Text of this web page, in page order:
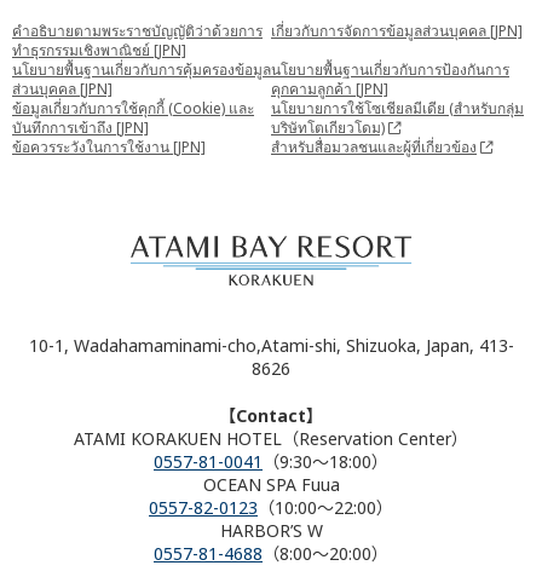
คำอธิบายตามพระราชบัญญัติว่าด้วยการ
ทำธุรกรรมเชิงพาณิชย์ [JPN]
เกี่ยวกับการจัดการข้อมูลส่วนบุคคล [JPN]
นโยบายพื้นฐานเกี่ยวกับการคุ้มครองข้อมูล
ส่วนบุคคล [JPN]
นโยบายพื้นฐานเกี่ยวกับการป้องกันการ
คุกคามลูกค้า [JPN]
ข้อมูลเกี่ยวกับการใช้คุกกี้ (Cookie) และ
บันทึกการเข้าถึง [JPN]
นโยบายการใช้โซเชียลมีเดีย (สำหรับกลุ่ม
บริษัทโตเกียวโดม)
ข้อควรระวังในการใช้งาน [JPN]
สำหรับสื่อมวลชนและผู้ที่เกี่ยวข้อง
10-1, Wadahamaminami-cho,Atami-shi, Shizuoka, Japan, 413-
8626
【Contact】
ATAMI KORAKUEN HOTEL（Reservation Center）
0557-81-0041
（9:30～18:00）
OCEAN SPA Fuua
0557-82-0123 （10:00～22:00）
HARBOR’S W
0557-81-4688 （8:00～20:00）